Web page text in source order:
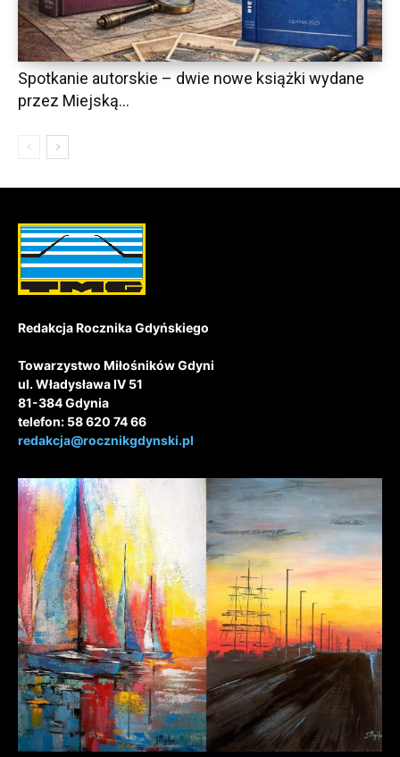
Spotkanie autorskie – dwie nowe książki wydane
przez Miejską...
Redakcja Rocznika Gdyńskiego
Towarzystwo Miłośników Gdyni
ul. Władysława IV 51
81-384 Gdynia
telefon: 58 620 74 66
redakcja@rocznikgdynski.pl